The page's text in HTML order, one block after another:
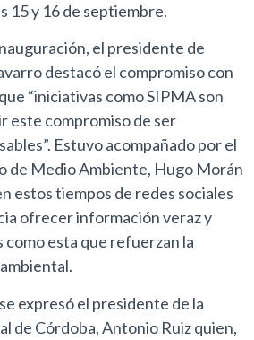
15 y 16 de septiembre.
el presidente de
destacó el compromiso con
“iniciativas como SIPMA son
este compromiso de ser
Estuvo acompañado por el
de Medio Ambiente, Hugo Morán
estos tiempos de redes sociales
ofrecer información veraz y
esta que refuerzan la
expresó el presidente de la
de Córdoba, Antonio Ruiz quien,